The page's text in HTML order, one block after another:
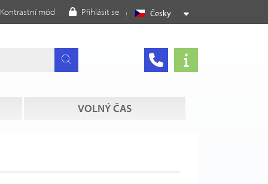
Česky
Kontrastní mód Přihlásit se
VOLNÝ ČAS